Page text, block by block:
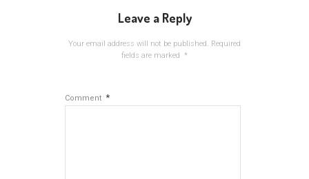
Leave a Reply
Your email address will not be published. Required
fields are marked *
Comment *